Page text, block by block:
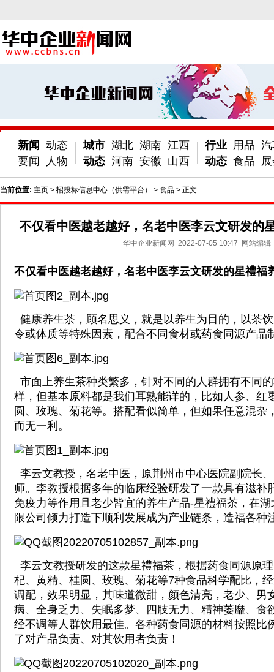
新闻
要闻
动态
人物
城市
动态
湖北 湖南 江西
河南 安徽 山西
行业
动态
用品
食品
当前位置: 主页 > 招投标信息中心（供需平台） > 食品 > 正文
不仅看中医越老越好，名老中医李云文研发的
华中企业新闻网 2022-07-05 10:47 网站编辑
不仅看中医越老越好，名老中医李云文研发的星禮福
健康养生茶，顾名思义，就是以养生为目的，以茶
令或体质等特殊因素，配合不同食材或药食同源产品
市面上养生茶种类繁多，针对不同的人群拥有不同
样，但基本原料都是我们耳熟能详的，比如人参、红
圆、玫瑰、菊花等。搭配看似简单，但如果任意混杂
而无一利。
李云文教授，名老中医，原荆州市中心医院副院长
师。李教授根据多年的临床经验研发了一款具有滋补
免疫力等作用且老少皆宜的养生产品-星禮福茶，在
限公司倾力打造下顺利发展成为产业链条，造福各种
李云文教授研发的这款星禮福茶，根据药食同源原
杞、黄精、桂圆、玫瑰、菊花等7种食品科学配比，
调配，效果明显，其味道微甜，颜色清亮，老少、男
病、全身乏力、失眠多梦、四肢无力、精神萎靡、食
经不调等人群饮用最佳。各种药食同源的材料按照比
了对产品负责、对其饮用者负责！